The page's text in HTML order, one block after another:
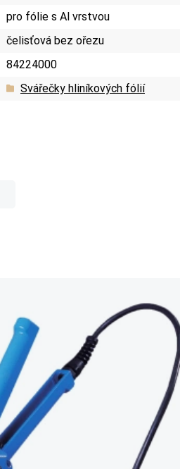
pro fólie s Al vrstvou
čelisťová bez ořezu
84224000
Svářečky hliníkových fólií